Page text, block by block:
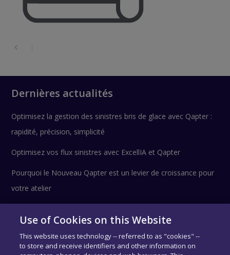
Dernières actualités
Optimisez la gestion des sinistres bris de glace avec Qapter :
rapidité, précision, simplicité
Optimisez vos flux sinistres avec ExcellIA et Qapter
Pourquoi le Nouveau Qapter est un levier de croissance pour
votre atelier
Suivez-nous !
Use of Cookies on this Website
This website uses technology -- referred to as "cookies" --
to store and receive identifiers and other information on